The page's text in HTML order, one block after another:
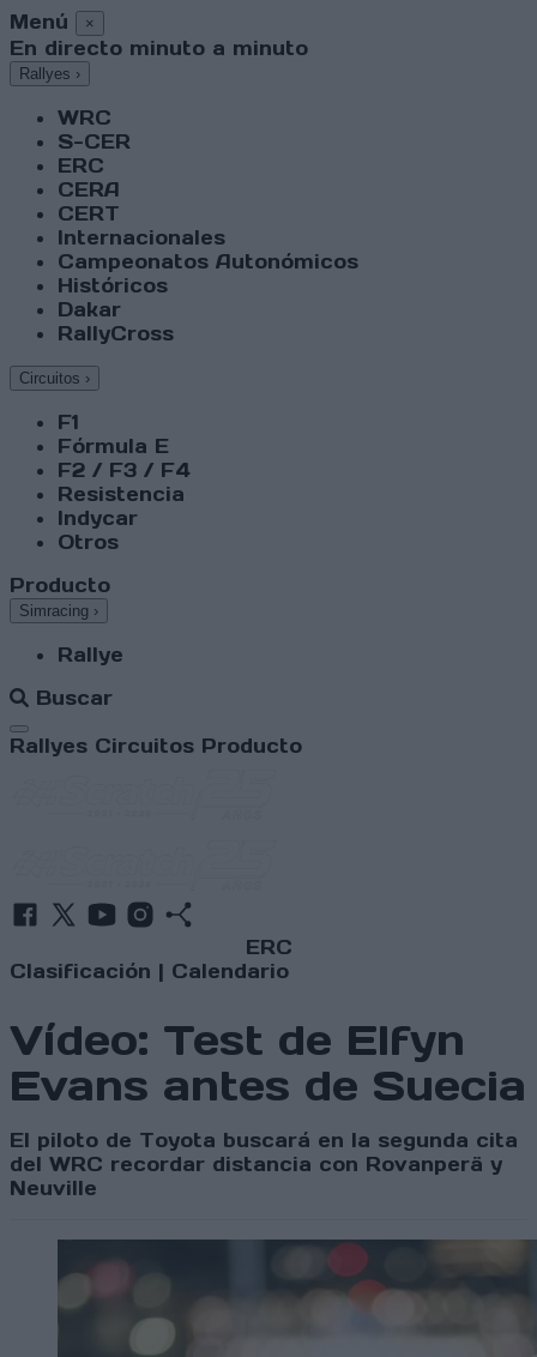
Menú ×
En directo minuto a minuto
Rallyes ›
WRC
S-CER
ERC
CERA
CERT
Internacionales
Campeonatos Autonómicos
Históricos
Dakar
RallyCross
Circuitos ›
F1
Fórmula E
F2 / F3 / F4
Resistencia
Indycar
Otros
Producto
Simracing ›
Rallye
Buscar
Abrir menú
Rallyes Circuitos Producto
ERC
Clasificación | Calendario
Vídeo: Test de Elfyn
Evans antes de Suecia
El piloto de Toyota buscará en la segunda cita
del WRC recordar distancia con Rovanperä y
Neuville